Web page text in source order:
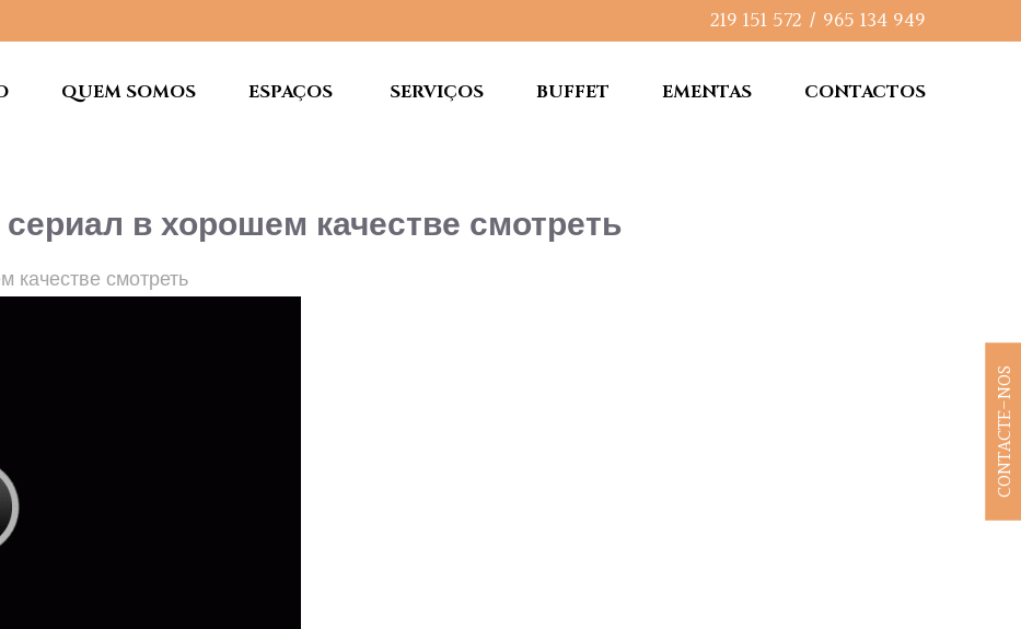
219 151 572 / 965 134 949
QUEM SOMOS ESPAÇOS SERVIÇOS BUFFET EMENTAS CONTACTOS
в хорошем качестве смотреть
качестве смотреть
CONTACTE-NOS